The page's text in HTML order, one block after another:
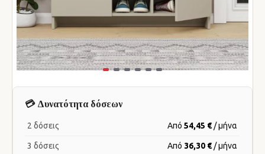
💳 Δυνατότητα δόσεων
2 δόσεις Από 54,45 € / μήνα
3 δόσεις Από 36,30 € / μήνα